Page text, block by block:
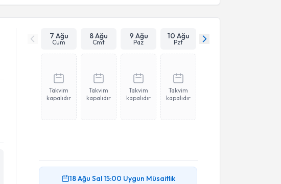
7 Ağu
Cum
8 Ağu
Cmt
9 Ağu
Paz
10 Ağu
Pzt
Takvim
kapalıdır
Takvim
kapalıdır
Takvim
kapalıdır
Takvim
kapalıdır
18 Ağu Sal15:00 Uygun Müsaitlik